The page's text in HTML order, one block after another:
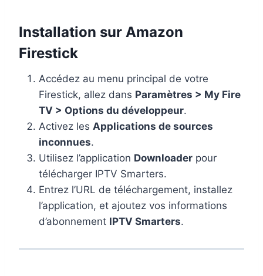
Installation sur Amazon
Firestick
Accédez au menu principal de votre
Firestick, allez dans Paramètres > My Fire
TV > Options du développeur.
Activez les Applications de sources
inconnues.
Utilisez l’application Downloader pour
télécharger IPTV Smarters.
Entrez l’URL de téléchargement, installez
l’application, et ajoutez vos informations
d’abonnement IPTV Smarters.